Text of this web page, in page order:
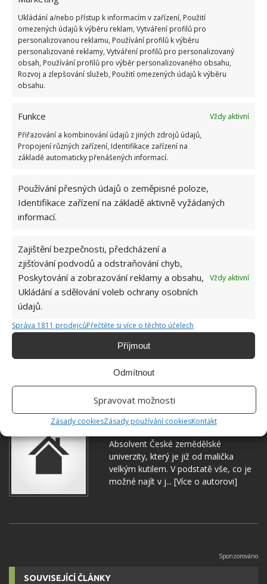
Ukládání a/nebo přístup k informacím v zařízení, Použití
omezených údajů k výběru reklam, Vytváření profilů pro
personalizovanou reklamu, Používání profilů k výběru
personalizované reklamy, Vytváření profilů pro personalizovaný
obsah, Používání profilů pro výběr personalizovaného obsahu,
Rozvoj a zlepšování služeb, Použití omezených údajů k výběru
obsahu.
Funkce
Vždy aktivní
Přiřazování a kombinování údajů z jiných zdrojů údajů,
Propojení různých zařízení, Identifikace zařízení na
základě automaticky přenášených informací.
Používání přesných údajů o zeměpisné poloze,
Identifikace zařízení na základě aktivně vyžádaných
informací.
Zajištění bezpečnosti, předcházení a
zjišťování podvodů a odstraňování chyb,
Poskytování a zobrazování reklamy a obsahu,
Ukládání a sdělování voleb ochrany osobních
údajů.
Vždy aktivní
Správa 1811 prodejcůPřečtěte si více o těchto účelech
Příjmout
Odmítnout
Spravovat možnosti
Zásady cookiesZásady používání cookiesKontakt
Nezapomeňte vyčistit také malé spotřebiče.
vhodné umýt mikrovlnnou troubu a nevynechejte ani
varnou konvici. Pokud vás trápí vodní kámen, nalijte
do ní ocet a nechte ho vyvařit. Nezapomeňte ani na
kořenky a další věci, které stojí na lince a často je
používáte. Otřete úplně vše včetně koše.
Zdroj: Redakce
MYTÍ KUCHYNĚ
Jiří Kolář
Absolvent České zemědělské
univerzity, který je již od malička
velkým kutilem. V podstatě vše, co je
možné najít v j... [Více o autorovi]
SOUVISEJÍCÍ ČLÁNKY